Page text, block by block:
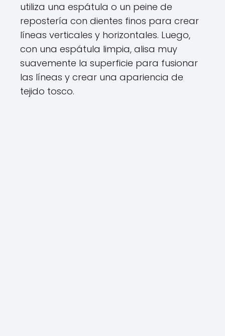
utiliza una espátula o un peine de
repostería con dientes finos para crear
líneas verticales y horizontales. Luego,
con una espátula limpia, alisa muy
suavemente la superficie para fusionar
las líneas y crear una apariencia de
tejido tosco.